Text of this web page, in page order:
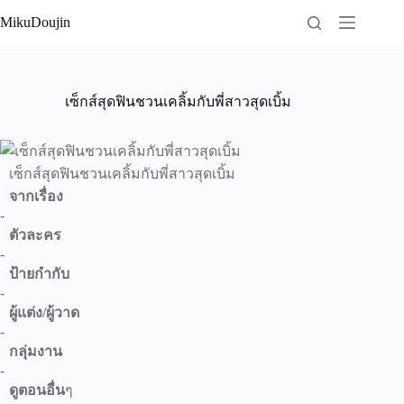
to
MikuDoujin
เซ็กส์สุดฟินชวนเคลิ้มกับพี่สาวสุดเบิ้ม
เซ็กส์สุดฟินชวนเคลิ้มกับพี่สาวสุดเบิ้ม
จากเรื่อง
-
ตัวละคร
-
ป้ายกำกับ
-
ผู้แต่ง/ผู้วาด
-
กลุ่มงาน
-
ดูตอนอื่นๆ